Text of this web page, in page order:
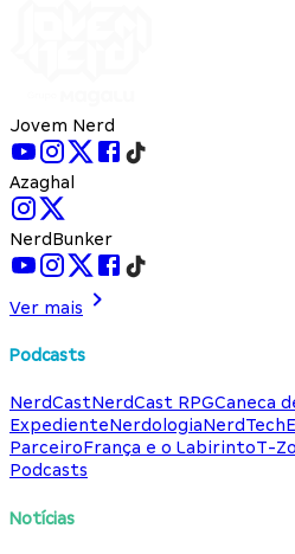
Jovem Nerd
Azaghal
NerdBunker
Ver mais
Podcasts
NerdCastNerdCast RPGCaneca
ExpedienteNerdologiaNerdTech
ParceiroFrança e o LabirintoT-
Podcasts
Notícias